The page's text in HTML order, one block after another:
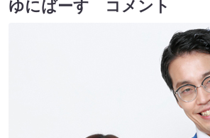
ゆにばーす コメント